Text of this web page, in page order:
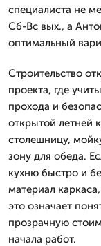
специалиста не
Сб-Вс вых., а
оптимальный
Строительство
проекта, где
прохода и
открытой летней
столешницу,
зону для обеда.
кухню быстро и
материал
это означает
прозрачную
начала работ.